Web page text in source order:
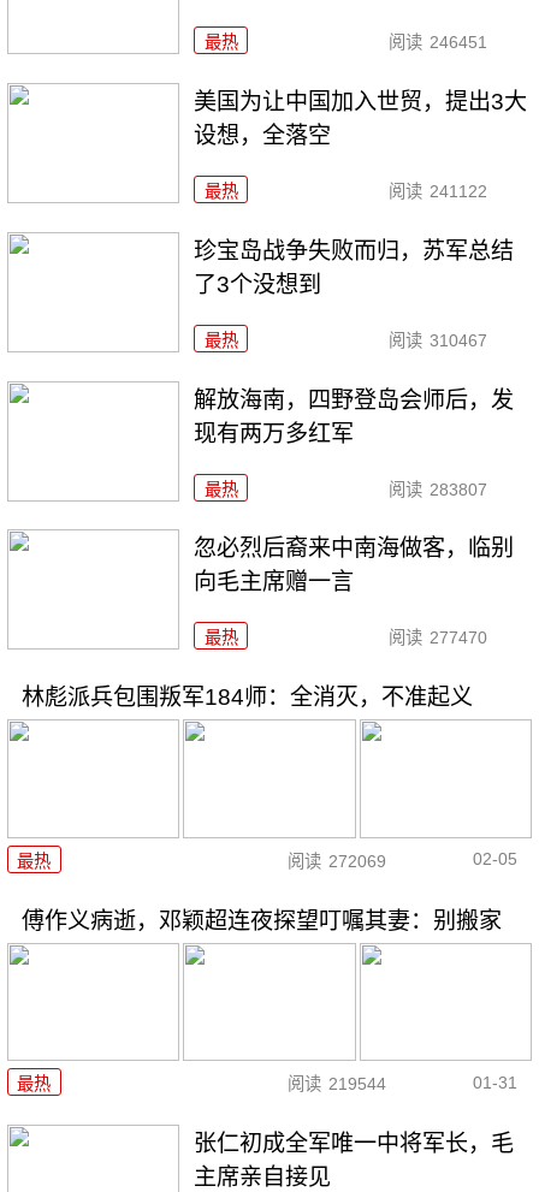
最热 阅读 246451
美国为让中国加入世贸，提出3大
设想，全落空
最热 阅读 241122
珍宝岛战争失败而归，苏军总结
了3个没想到
最热 阅读 310467
解放海南，四野登岛会师后，发
现有两万多红军
最热 阅读 283807
忽必烈后裔来中南海做客，临别
向毛主席赠一言
最热 阅读 277470
林彪派兵包围叛军184师：全消灭，不准起义
最热 阅读 272069 02-05
傅作义病逝，邓颖超连夜探望叮嘱其妻：别搬家
最热 阅读 219544 01-31
张仁初成全军唯一中将军长，毛
主席亲自接见